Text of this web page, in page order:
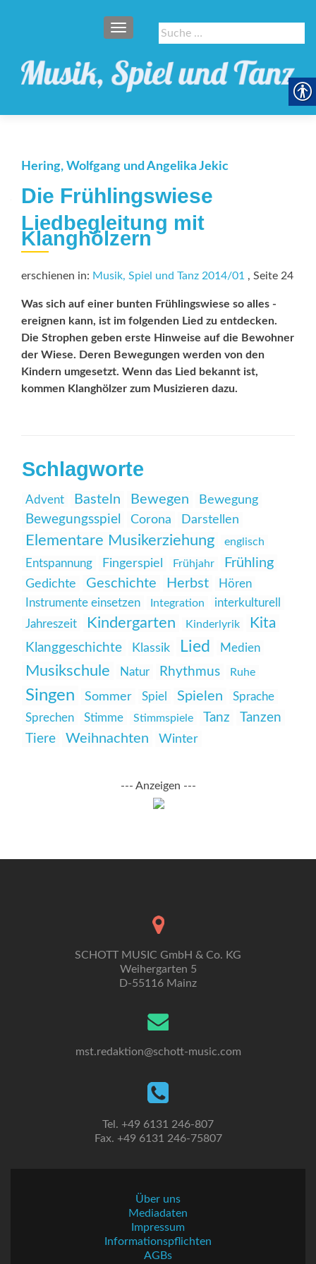
Suche
nach:
SCHALTE NAVIGATION
Hering, Wolfgang und Angelika Jekic
Die Frühlingswiese
Liedbegleitung mit
Klanghölzern
erschienen in: Musik, Spiel und Tanz 2014/01 , Seite 24
Was sich auf einer bunten Frühlingswiese so alles ­
ereignen kann, ist im folgenden Lied zu entdecken.
Die Strophen geben erste Hinweise auf die Bewohner
der Wiese. Deren Bewegungen werden von den
Kindern ­um­gesetzt. Wenn das Lied bekannt ist,
kommen ­Klanghölzer zum ­Musizieren dazu.
Schlagworte
Advent Basteln Bewegen Bewegung
Bewegungsspiel Corona Darstellen
Elementare Musikerziehung englisch
Entspannung Fingerspiel Frühjahr Frühling
Gedichte Geschichte Herbst
Hören
Instrumente einsetzen
Integration
interkulturell
Jahreszeit
Kindergarten Kinderlyrik Kita
Klanggeschichte Klassik Lied Medien
Musikschule Natur Rhythmus Ruhe
Singen Sommer Spiel Spielen
Sprache
Sprechen
Stimme Stimmspiele Tanz
Tanzen
Tiere
Weihnachten Winter
--- Anzeigen ---
SCHOTT MUSIC GmbH & Co. KG
Weihergarten 5
D-55116 Mainz
mst.redaktion@schott-music.com
Tel. +49 6131 246-807
Fax. +49 6131 246-75807
Über uns
Mediadaten
Impressum
Informationspflichten
AGBs